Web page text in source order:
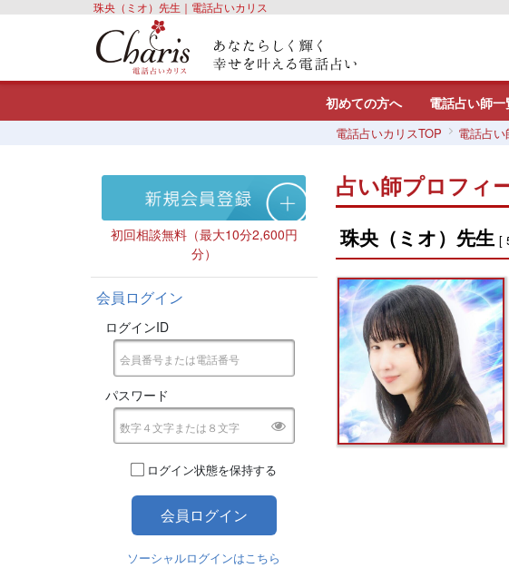
珠央（ミオ）先生｜電話占いカリス
初めての方へ 電話占い師一
電話占いカリスTOP 電話占い
初回相談無料（最大10分2,600円
分）
会員ログイン
ログインID
パスワード
ログイン状態を保持する
ソーシャルログインはこちら
占い師プロフィ
珠央（ミオ）先生 [